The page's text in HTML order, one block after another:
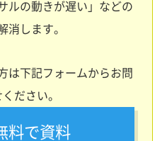
ルの動きが遅い」などの
消します。
は下記フォームからお問
ださい。
料で資料